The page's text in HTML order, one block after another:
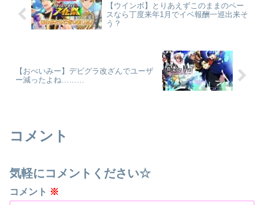
【ウインボ】とりあえずこのままのペー
スなら丁度来年1月でイベ報酬一巡出来そ
う？
【おべいみー】デビグラ改ざんでユーザ
ー減ったよね………
コメント
気軽にコメントください☆
コメント ※